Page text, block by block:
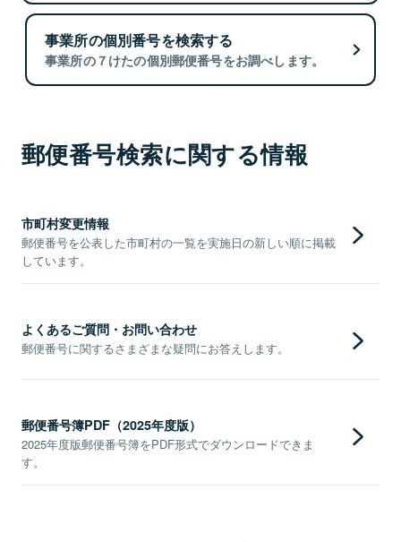
事業所の個別番号を検索する
事業所の７けたの個別郵便番号をお調べします。
郵便番号検索に関する情報
市町村変更情報
郵便番号を公表した市町村の一覧を実施日の新しい順に掲載
しています。
よくあるご質問・お問い合わせ
郵便番号に関するさまざまな疑問にお答えします。
郵便番号簿PDF（2025年度版）
2025年度版郵便番号簿をPDF形式でダウンロードできま
す。